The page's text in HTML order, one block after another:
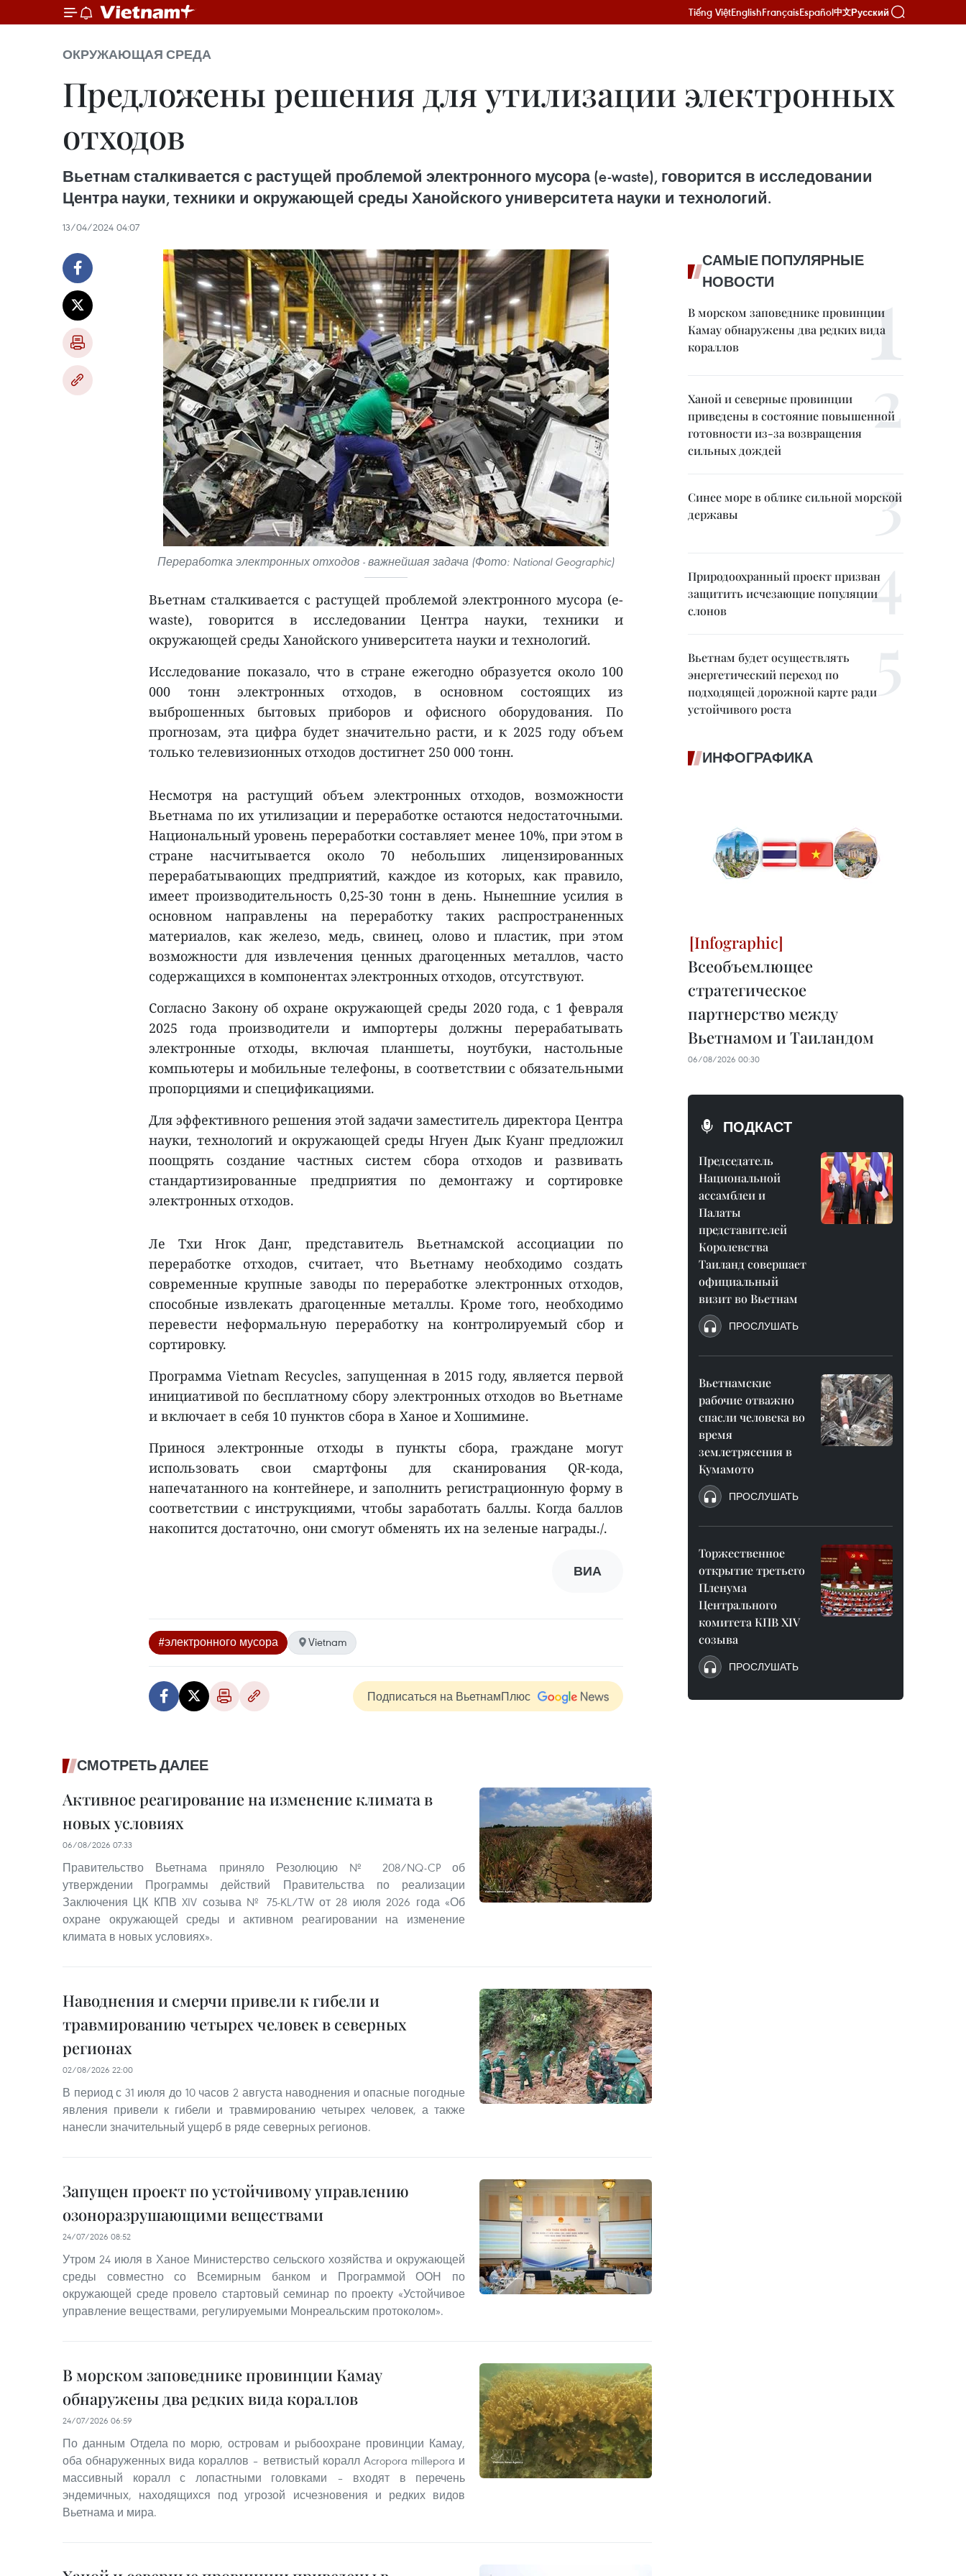
Tiếng ViệtEnglishFrançaisEspañol中文Русский
ОКРУЖАЮЩАЯ СРЕДА
Предложены решения для утилизации электронных
отходов
Вьетнам сталкивается с растущей проблемой электронного мусора (e-waste), говорится в исследовании
Центра науки, техники и окружающей среды Ханойского университета науки и технологий.
13/04/2024 04:07
Переработка электронных отходов - важнейшая задача (Фото: National Geographic)
Вьетнам сталкивается с растущей проблемой электронного мусора (e-
waste), говорится в исследовании Центра науки, техники и
окружающей среды Ханойского университета науки и технологий.
Исследование показало, что в стране ежегодно образуется около 100
000 тонн электронных отходов, в основном состоящих из
выброшенных бытовых приборов и офисного оборудования. По
прогнозам, эта цифра будет значительно расти, и к 2025 году объем
только телевизионных отходов достигнет 250 000 тонн.
Несмотря на растущий объем электронных отходов, возможности
Вьетнама по их утилизации и переработке остаются недостаточными.
Национальный уровень переработки составляет менее 10%, при этом в
стране насчитывается около 70 небольших лицензированных
перерабатывающих предприятий, каждое из которых, как правило,
имеет производительность 0,25-30 тонн в день. Нынешние усилия в
основном направлены на переработку таких распространенных
материалов, как железо, медь, свинец, олово и пластик, при этом
возможности для извлечения ценных драгоценных металлов, часто
содержащихся в компонентах электронных отходов, отсутствуют.
Согласно Закону об охране окружающей среды 2020 года, с 1 февраля
2025 года производители и импортеры должны перерабатывать
электронные отходы, включая планшеты, ноутбуки, настольные
компьютеры и мобильные телефоны, в соответствии с обязательными
пропорциями и спецификациями.
Для эффективного решения этой задачи заместитель директора Центра
науки, технологий и окружающей среды Нгуен Дык Куанг предложил
поощрять создание частных систем сбора отходов и развивать
стандартизированные предприятия по демонтажу и сортировке
электронных отходов.
Ле Тхи Нгок Данг, представитель Вьетнамской ассоциации по
переработке отходов, считает, что Вьетнаму необходимо создать
современные крупные заводы по переработке электронных отходов,
способные извлекать драгоценные металлы. Кроме того, необходимо
перевести неформальную переработку на контролируемый сбор и
сортировку.
Программа Vietnam Recycles, запущенная в 2015 году, является первой
инициативой по бесплатному сбору электронных отходов во Вьетнаме
и включает в себя 10 пунктов сбора в Ханое и Хошимине.
Принося электронные отходы в пункты сбора, граждане могут
использовать свои смартфоны для сканирования QR-кода,
напечатанного на контейнере, и заполнить регистрационную форму в
соответствии с инструкциями, чтобы заработать баллы. Когда баллов
накопится достаточно, они смогут обменять их на зеленые награды./.
ВИА
#электронного мусора Vietnam
Подписаться на ВьетнамПлюс
СМОТРЕТЬ ДАЛЕЕ
Активное реагирование на изменение климата в
новых условиях
06/08/2026 07:33
Правительство Вьетнама приняло Резолюцию № 208/NQ-CP об
утверждении Программы действий Правительства по реализации
Заключения ЦК КПВ XIV созыва № 75-KL/TW от 28 июля 2026 года «Об
охране окружающей среды и активном реагировании на изменение
климата в новых условиях».
Наводнения и смерчи привели к гибели и
травмированию четырех человек в северных
регионах
02/08/2026 22:00
В период с 31 июля до 10 часов 2 августа наводнения и опасные погодные
явления привели к гибели и травмированию четырех человек, а также
нанесли значительный ущерб в ряде северных регионов.
Запущен проект по устойчивому управлению
озоноразрушающими веществами
24/07/2026 08:52
Утром 24 июля в Ханое Министерство сельского хозяйства и окружающей
среды совместно со Всемирным банком и Программой ООН по
окружающей среде провело стартовый семинар по проекту «Устойчивое
управление веществами, регулируемыми Монреальским протоколом».
В морском заповеднике провинции Камау
обнаружены два редких вида кораллов
24/07/2026 06:59
По данным Отдела по морю, островам и рыбоохране провинции Камау,
оба обнаруженных вида кораллов – ветвистый коралл Acropora millepora и
массивный коралл с лопастными головками – входят в перечень
эндемичных, находящихся под угрозой исчезновения и редких видов
Вьетнама и мира.
САМЫЕ ПОПУЛЯРНЫЕ
НОВОСТИ
В морском заповеднике провинции
Камау обнаружены два редких вида
кораллов
Ханой и северные провинции
приведены в состояние повышенной
готовности из-за возвращения
сильных дождей
Синее море в облике сильной морской
державы
Природоохранный проект призван
защитить исчезающие популяции
слонов
Вьетнам будет осуществлять
энергетический переход по
подходящей дорожной карте ради
устойчивого роста
ИНФОГРАФИКА
Всеобъемлющее
стратегическое
партнерство между
Вьетнамом и Таиландом
06/08/2026 00:30
ПОДКАСТ
Председатель
Национальной
ассамблеи и
Палаты
представителей
Королевства
Таиланд совершает
официальный
визит во Вьетнам
ПРОСЛУШАТЬ
Вьетнамские
рабочие отважно
спасли человека во
время
землетрясения в
Кумамото
ПРОСЛУШАТЬ
Торжественное
открытие третьего
Пленума
Центрального
комитета КПВ XIV
созыва
ПРОСЛУШАТЬ